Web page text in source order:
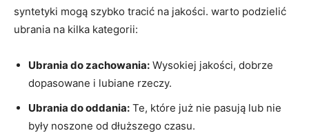
syntetyki mogą szybko tracić na jakości. warto podzielić
ubrania na kilka kategorii:
Ubrania do zachowania: ⁤Wysokiej jakości, dobrze
dopasowane i lubiane rzeczy.
Ubrania do oddania: Te, które już ⁣nie pasują lub nie
były noszone od‌ dłuższego czasu.